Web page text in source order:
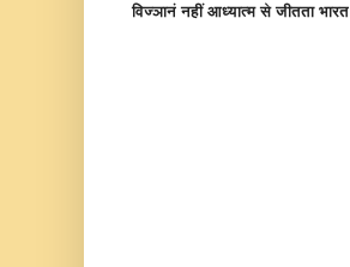
विज्ञानं नहीं आध्यात्म से जीतता भारत